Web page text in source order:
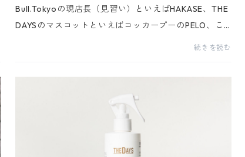
Bull.Tokyoの現店長（見習い）といえばHAKASE、THE
DAYSのマスコットといえばコッカープーのPELO、こ
の2人がタッグを組んでお笑いコンビをはじめました。
織り...
続きを読む